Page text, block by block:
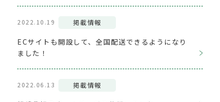
2022.10.19 掲載情報
ECサイトも開設して、全国配送できるようになり
ました！
2022.06.13 掲載情報